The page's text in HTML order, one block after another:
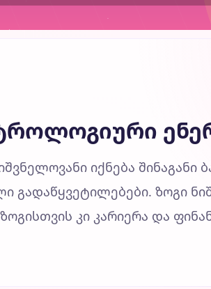
იქნება შინაგანი
გადაწყვეტილებები. ზოგი
კი კარიერა და